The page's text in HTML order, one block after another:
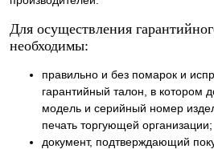
Для осуществления
необходимы:
правильно и без помарок и
гарантийный талон, в котором
модель и серийный номер
печать торгующей организации;
документ, подтверждающий